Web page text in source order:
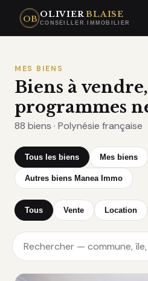
OB OLIVIERBLAISE
CONSEILLER IMMOBILIER
MES BIENS
Biens à
programmes
88 biens · Polynésie française
Tous les biens Mes biens
Autres biens Manea Immo
Tous Vente Location